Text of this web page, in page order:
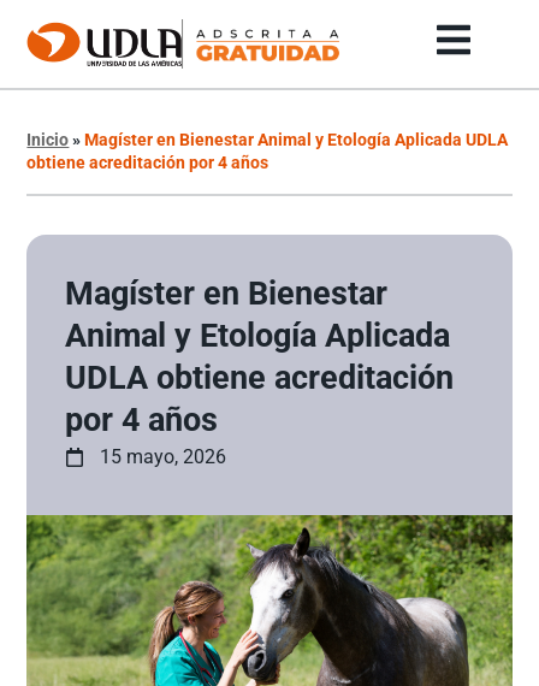
Inicio»Magíster en Bienestar Animal y Etología Aplicada UDLA
obtiene acreditación por 4 años
Magíster en Bienestar
Animal y Etología Aplicada
UDLA obtiene acreditación
por 4 años
15 mayo, 2026